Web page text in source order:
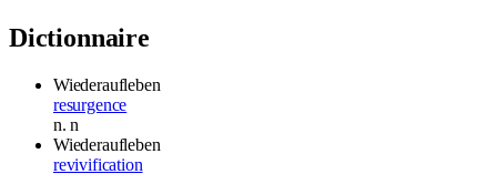
Dictionnaire
Wiederaufleben
resurgence
n.n
Wiederaufleben
revivification